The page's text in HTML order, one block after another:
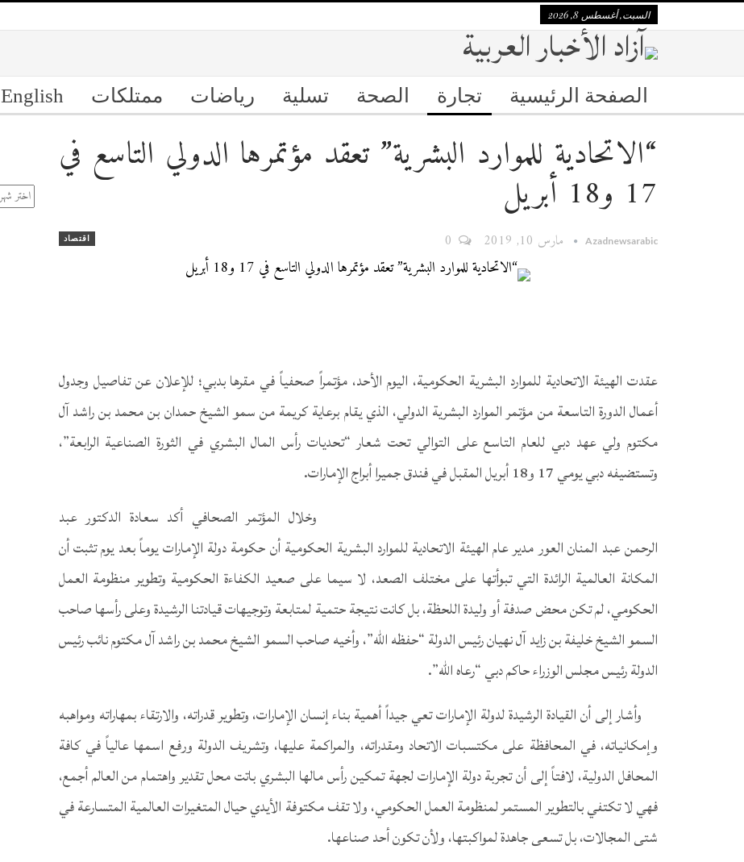
السبت, أغسطس 8, 2026
الصفحة الرئيسية تجارة الصحة تسلية رياضات ممتلكات English
“الاتحادية للموارد البشرية” تعقد مؤتمرها الدولي التاسع في
17 و18 أبريل
اقتصاد Azadnewsarabic مارس 10, 2019
عقدت الهيئة الاتحادية للموارد البشرية الحكومية، اليوم الأحد، مؤتمراً صحفياً في مقرها بدبي؛ للإعلان عن تفاصيل وجدول
أعمال الدورة التاسعة من مؤتمر الموارد البشرية الدولي، الذي يقام برعاية كريمة من سمو الشيخ حمدان بن محمد بن راشد آل
مكتوم ولي عهد دبي للعام التاسع على التوالي تحت شعار “تحديات رأس المال البشري في الثورة الصناعية الرابعة”،
وتستضيفه دبي يومي 17 و18 أبريل المقبل في فندق جميرا أبراج الإمارات.
وخلال المؤتمر الصحافي أكد سعادة الدكتور عبد
الرحمن عبد المنان العور مدير عام الهيئة الاتحادية للموارد البشرية الحكومية أن حكومة دولة الإمارات يوماً بعد يوم تثبت أن
المكانة العالمية الرائدة التي تبوأتها على مختلف الصعد، لا سيما على صعيد الكفاءة الحكومية وتطوير منظومة العمل
الحكومي، لم تكن محض صدفة أو وليدة اللحظة، بل كانت نتيجة حتمية لمتابعة وتوجيهات قيادتنا الرشيدة وعلى رأسها صاحب
السمو الشيخ خليفة بن زايد آل نهيان رئيس الدولة “حفظه الله”، وأخيه صاحب السمو الشيخ محمد بن راشد آل مكتوم نائب رئيس
الدولة رئيس مجلس الوزراء حاكم دبي “رعاه الله”.
وأشار إلى أن القيادة الرشيدة لدولة الإمارات تعي جيداً أهمية بناء إنسان الإمارات، وتطوير قدراته، والارتقاء بمهاراته ومواهبه
وإمكانياته، في المحافظة على مكتسبات الاتحاد ومقدراته، والمراكمة عليها، وتشريف الدولة ورفع اسمها عالياً في كافة
المحافل الدولية، لافتاً إلى أن تجربة دولة الإمارات لجهة تمكين رأس مالها البشري باتت محل تقدير واهتمام من العالم أجمع،
فهي لا تكتفي بالتطوير المستمر لمنظومة العمل الحكومي، ولا تقف مكتوفة الأيدي حيال المتغيرات العالمية المتسارعة في
شتى المجالات، بل تسعى جاهدة لمواكبتها، ولأن تكون أحد صناعها.
الأرشيف